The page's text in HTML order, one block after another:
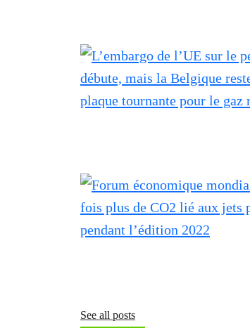
See all posts